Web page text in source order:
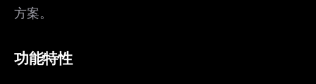
方案。
功能特性